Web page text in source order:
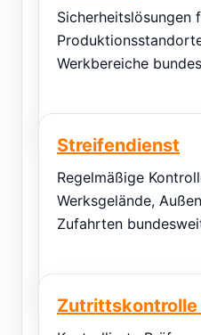
Sicherheitslösungen
Werkbereiche
Streifendienst
Regelmäßige
Werksgelände,
Zufahrten
Zutrittskontrolle